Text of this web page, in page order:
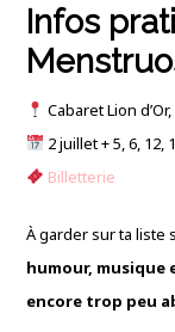
Infos
Cabaret Lion
2 juillet + 5, 6, 12,
Billetterie
À garder sur ta liste
humour,
encore trop peu